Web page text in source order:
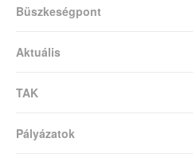
Büszkeségpont
Aktuális
TAK
Pályázatok